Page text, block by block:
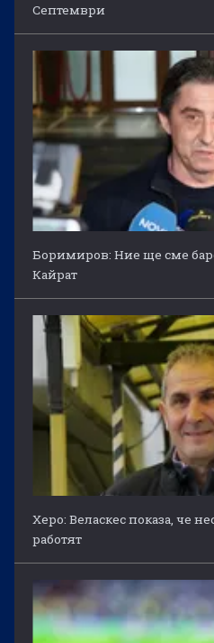
Септември
Боримиров: Ние ще сме
Кайрат
Херо: Веласкес показа, че
работят